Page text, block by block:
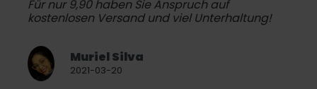
Für nur 9,90 haben Sie Anspruch auf
kostenlosen Versand und viel Unterhaltung!
Muriel Silva
2021-03-20